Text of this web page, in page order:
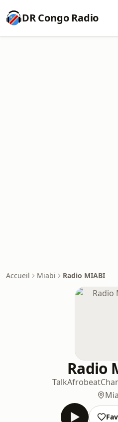
DR Congo Radio
Accueil Miabi Radio MIABI
Radio
TalkAfrobeat